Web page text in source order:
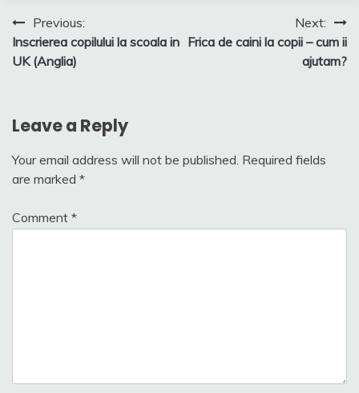
Post
navigation
Previous:
Inscrierea copilului la scoala in
UK (Anglia)
Next:
Frica de caini la copii – cum ii
ajutam?
Leave a Reply
Your email address will not be published. Required fields
are marked *
Comment *